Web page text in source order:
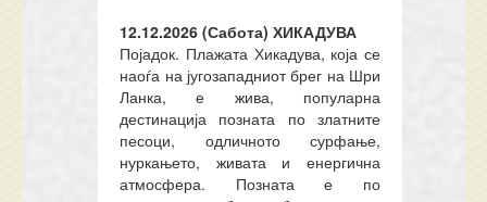
12.12.2026 (Сабота) ХИКАДУВА
Појадок. Плажата Хикадува, која се
наоѓа на југозападниот брег на Шри
Ланка, е жива, популарна
дестинација позната по златните
песоци, одличното сурфање,
нуркањето, живата и енергична
атмосфера. Позната е по